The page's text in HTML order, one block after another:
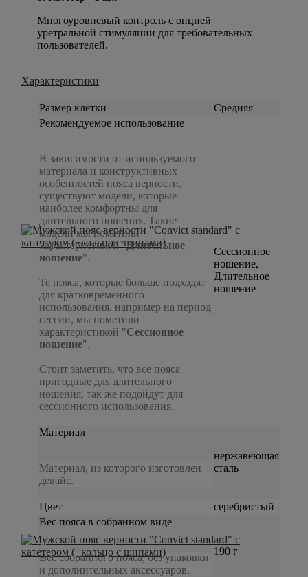
Многоуровневый контроль с опцией
уретральной стимуляции для требовательных
пользователей.
Характеристики
Размер клетки
Средняя
Рекомендуемое использование
В зависимости от используемого
материала и конструктивных
особенностей пояса верности,
существуют модели, которые
наиболее комфортны для
длительного ношения. Такие
модели мы пометили
характеристикой "Длительное
ношение".
Те пояса, которые больше подходят
для кратковременного
использования, например на период
сессии, мы пометили
характеристикой "Сессионное
ношение".
Стоит заметить, что все пояса
пригодные для длительного
ношения, так же подойдут для
сессионного использования.
Сессионное
ношение,
Длительное
ношение
Материал
Материал, из которого изготовлен
девайс.
нержавеющая
сталь
Цвет
серебристый
Вес пояса в собранном виде
Вес собранного пояса, без упаковки
и дополнительных аксессуаров.
190 г